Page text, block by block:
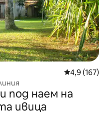
Средна
4,9 (167)
под наем на
ивица